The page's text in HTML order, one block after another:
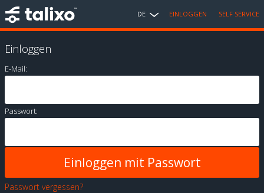
DE EINLOGGEN SELF SERVICE
Einloggen
E-Mail:
Passwort:
Passwort vergessen?